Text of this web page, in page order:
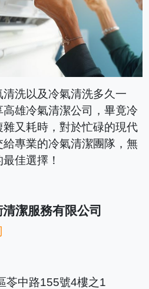
洗以及冷氣清洗多久一
雄冷氣清潔公司，畢竟冷
又耗時，對於忙碌的現代
給專業的冷氣清潔團隊，無
佳選擇！
潔服務有限公司
苓中路155號4樓之1